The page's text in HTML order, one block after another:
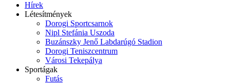
Hírek
Létesítmények
Dorogi Sportcsarnok
Nipl Stefánia Uszoda
Buzánszky Jenő Labdarúgó Stadion
Dorogi Teniszcentrum
Városi Tekepálya
Sportágak
Futás